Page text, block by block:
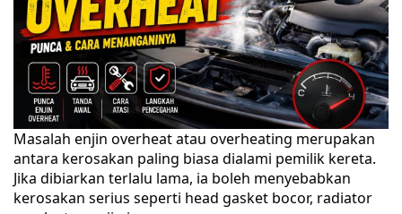
Masalah enjin overheat atau overheating merupakan
antara kerosakan paling biasa dialami pemilik kereta.
Jika dibiarkan terlalu lama, ia boleh menyebabkan
kerosakan serius seperti head gasket bocor, radiator